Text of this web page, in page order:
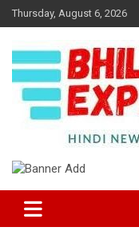
Skip
to
Thursday, August 6, 2026
Bhilangana